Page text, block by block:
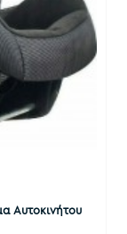
Αυτοκινήτου